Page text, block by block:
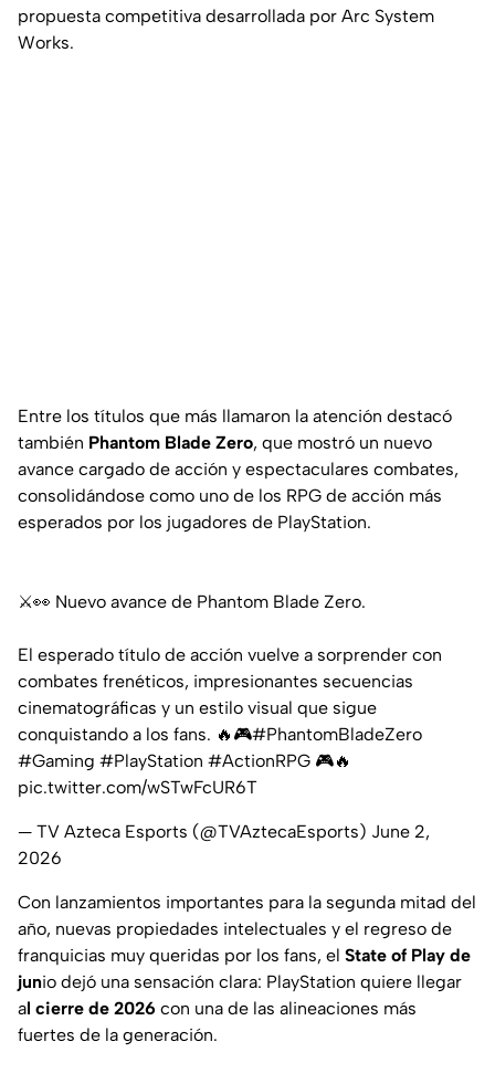
propuesta competitiva desarrollada por Arc System
Works.
Entre los títulos que más llamaron la atención destacó
también Phantom Blade Zero, que mostró un nuevo
avance cargado de acción y espectaculares combates,
consolidándose como uno de los RPG de acción más
esperados por los jugadores de PlayStation.
⚔️👀 Nuevo avance de Phantom Blade Zero.
El esperado título de acción vuelve a sorprender con
combates frenéticos, impresionantes secuencias
cinematográficas y un estilo visual que sigue
conquistando a los fans. 🔥🎮#PhantomBladeZero
#Gaming #PlayStation #ActionRPG 🎮🔥
pic.twitter.com/wSTwFcUR6T
— TV Azteca Esports (@TVAztecaEsports) June 2,
2026
Con lanzamientos importantes para la segunda mitad del
año, nuevas propiedades intelectuales y el regreso de
franquicias muy queridas por los fans, el State of Play de
junio dejó una sensación clara: PlayStation quiere llegar
al cierre de 2026 con una de las alineaciones más
fuertes de la generación.